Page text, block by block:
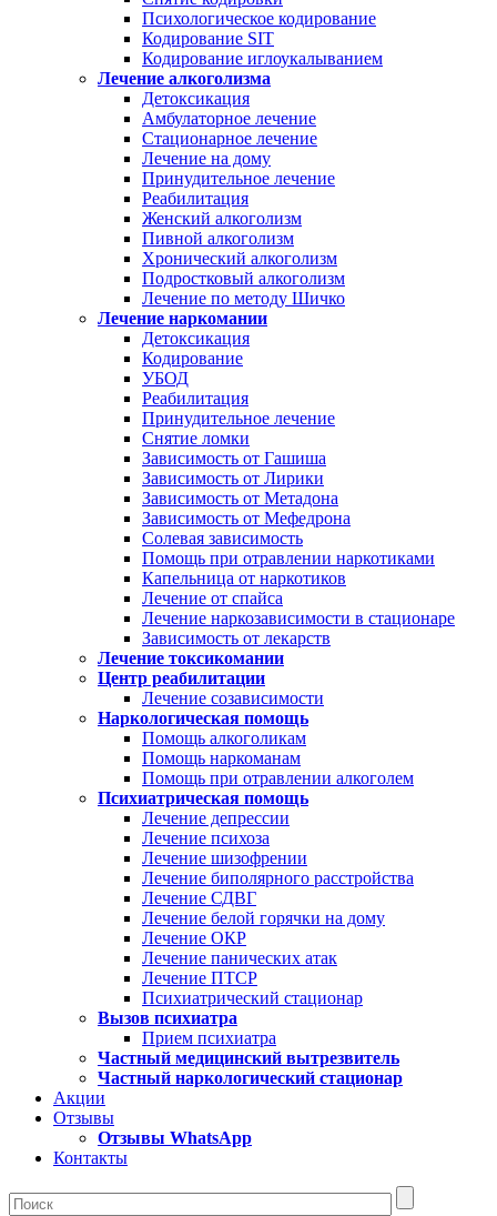
Психологическое кодирование
Кодирование SIT
Кодирование иглоукалыванием
Лечение алкоголизма
Детоксикация
Амбулаторное лечение
Стационарное лечение
Лечение на дому
Принудительное лечение
Реабилитация
Женский алкоголизм
Пивной алкоголизм
Хронический алкоголизм
Подростковый алкоголизм
Лечение по методу Шичко
Лечение наркомании
Детоксикация
Кодирование
УБОД
Реабилитация
Принудительное лечение
Снятие ломки
Зависимость от Гашиша
Зависимость от Лирики
Зависимость от Метадона
Зависимость от Мефедрона
Солевая зависимость
Помощь при отравлении наркотиками
Капельница от наркотиков
Лечение от спайса
Лечение наркозависимости в стационаре
Зависимость от лекарств
Лечение токсикомании
Центр реабилитации
Лечение созависимости
Наркологическая помощь
Помощь алкоголикам
Помощь наркоманам
Помощь при отравлении алкоголем
Психиатрическая помощь
Лечение депрессии
Лечение психоза
Лечение шизофрении
Лечение биполярного расстройства
Лечение СДВГ
Лечение белой горячки на дому
Лечение ОКР
Лечение панических атак
Лечение ПТСР
Психиатрический стационар
Вызов психиатра
Прием психиатра
Частный медицинский вытрезвитель
Частный наркологический стационар
Акции
Отзывы
Отзывы WhatsApp
Контакты